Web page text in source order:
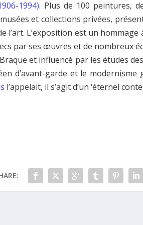
1994). Plus de 100 peintures,
et collections privées,
l’art. L’exposition est un
par ses œuvres et de nombreux
et influencé par les études
d’avant-garde et le
l’appelait, il s’agit d’un ‘éternel